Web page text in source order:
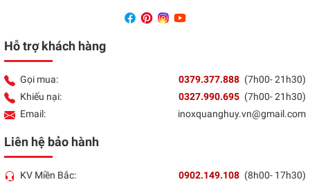
Hỗ trợ khách hàng
Gọi mua: 0379.377.888 (7h00- 21h30)
Khiếu nại:
0327.990.695 (7h00- 21h30)
Email:
inoxquanghuy.vn@gmail.com
Liên hệ bảo hành
KV Miền Bắc: 0902.149.108 (8h00- 17h30)